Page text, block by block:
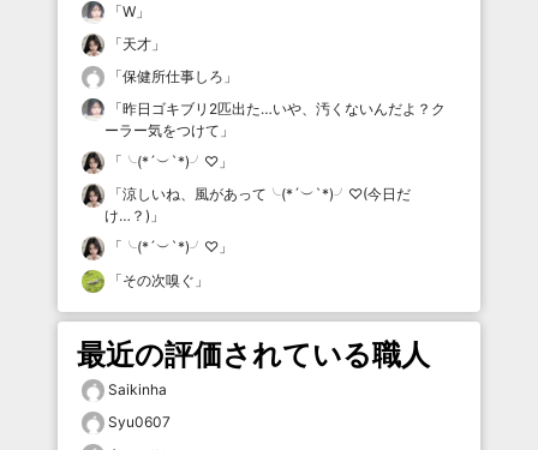
「W 」
「天才 」
「保健所仕事しろ 」
「昨日ゴキブリ2匹出た…いや、汚くないんだよ？ク
ーラー気をつけて 」
「 ╰(*´︶`*)╯♡ 」
「涼しいね、風があって╰(*´︶`*)╯♡(今日だ
け…？) 」
「 ╰(*´︶`*)╯♡ 」
「その次嗅ぐ 」
最近の評価されている職人
Saikinha
Syu0607